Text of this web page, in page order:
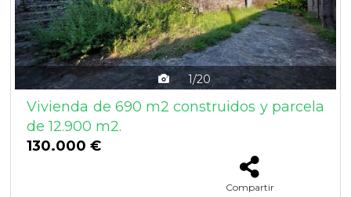
1/20
Vivienda de 690 m2 construidos y parcela
de 12.900 m2.
130.000 €
Compartir